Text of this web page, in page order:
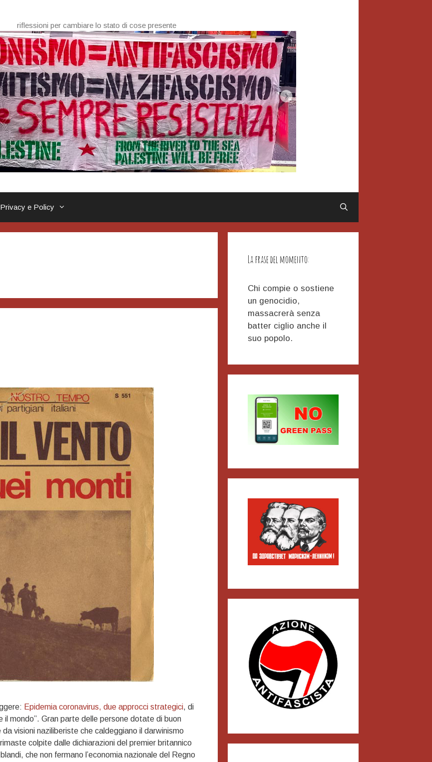
riflessioni per cambiare lo stato di cose presente
Privacy e Policy
Epidemia coronavirus, due approcci strategici, di
il mondo”. Gran parte delle persone dotate di buon
visioni naziliberiste che caldeggiano il darwinismo
colpite dalle dichiarazioni del premier britannico
che non fermano l’economia nazionale del Regno
La frase del momento:
Chi compie o sostiene
un genocidio,
massacrerà senza
batter ciglio anche il
suo popolo.